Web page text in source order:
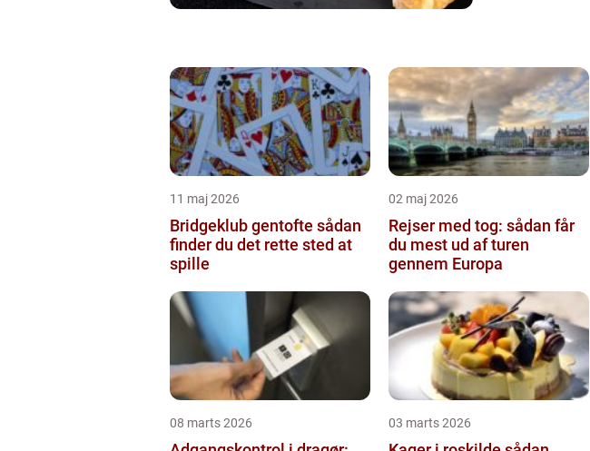
11 maj 2026
Bridgeklub gentofte sådan
finder du det rette sted at
spille
02 maj 2026
Rejser med tog: sådan får
du mest ud af turen
gennem Europa
08 marts 2026 03 marts 2026